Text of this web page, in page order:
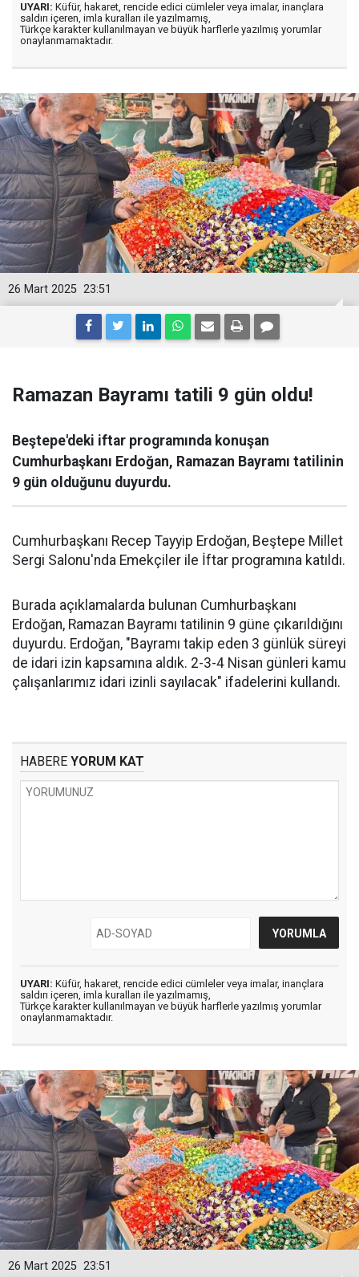
UYARI: Küfür, hakaret, rencide edici cümleler veya imalar, inançlara
saldırı içeren, imla kuralları ile yazılmamış,
Türkçe karakter kullanılmayan ve büyük harflerle yazılmış yorumlar
onaylanmamaktadır.
23:51
26 Mart 2025
Ramazan Bayramı tatili 9 gün oldu!
Beştepe'deki iftar programında konuşan
Cumhurbaşkanı Erdoğan, Ramazan Bayramı tatilinin
9 gün olduğunu duyurdu.
Cumhurbaşkanı Recep Tayyip Erdoğan, Beştepe Millet
Sergi Salonu'nda Emekçiler ile İftar programına katıldı.
Burada açıklamalarda bulunan Cumhurbaşkanı
Erdoğan, Ramazan Bayramı tatilinin 9 güne çıkarıldığını
duyurdu. Erdoğan, "Bayramı takip eden 3 günlük süreyi
de idari izin kapsamına aldık. 2-3-4 Nisan günleri kamu
çalışanlarımız idari izinli sayılacak" ifadelerini kullandı.
HABERE YORUM KAT
UYARI: Küfür, hakaret, rencide edici cümleler veya imalar, inançlara
saldırı içeren, imla kuralları ile yazılmamış,
Türkçe karakter kullanılmayan ve büyük harflerle yazılmış yorumlar
onaylanmamaktadır.
23:51
26 Mart 2025